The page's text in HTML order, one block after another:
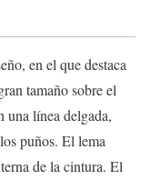
en el que destaca
tamaño sobre el
una línea delgada,
puños. El lema
de la cintura. El